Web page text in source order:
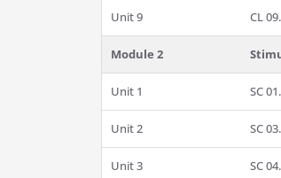
Unit 9 CL
Module 2
Unit 1 SC
Unit 2 SC
Unit 3 SC